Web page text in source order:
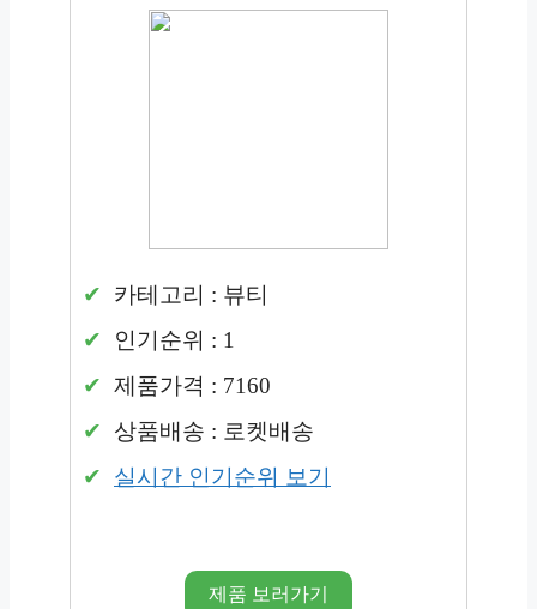
카테고리 : 뷰티
인기순위 : 1
제품가격 : 7160
상품배송 : 로켓배송
실시간 인기순위 보기
제품 보러가기